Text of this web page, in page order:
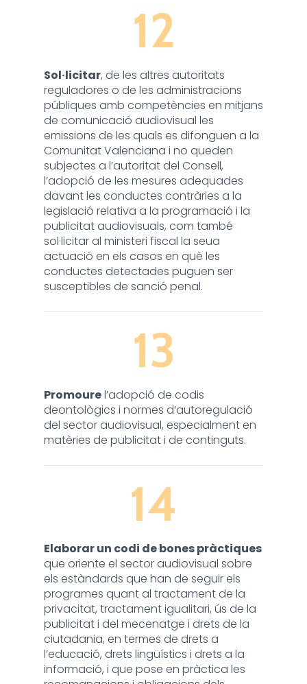
12
Sol·licitar, de les altres autoritats
reguladores o de les administracions
públiques amb competències en mitjans
de comunicació audiovisual les
emissions de les quals es difonguen a la
Comunitat Valenciana i no queden
subjectes a l’autoritat del Consell,
l’adopció de les mesures adequades
davant les conductes contràries a la
legislació relativa a la programació i la
publicitat audiovisuals, com també
sol·licitar al ministeri fiscal la seua
actuació en els casos en què les
conductes detectades puguen ser
susceptibles de sanció penal.
13
Promourel’adopció de codis
deontològics i normes d’autoregulació
del sector audiovisual, especialment en
matèries de publicitat i de continguts.
14
Elaborar un codi de bones pràctiques
que oriente el sector audiovisual sobre
els estàndards que han de seguir els
programes quant al tractament de la
privacitat, tractament igualitari, ús de la
publicitat i del mecenatge i drets de la
ciutadania, en termes de drets a
l’educació, drets lingüístics i drets a la
informació, i que pose en pràctica les